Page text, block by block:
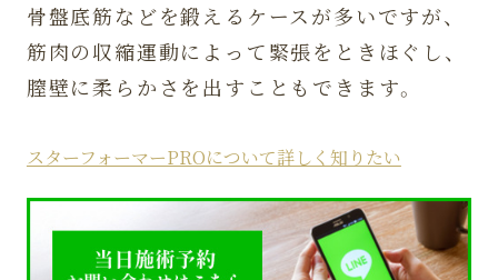
骨盤底筋などを鍛えるケースが多いですが、
筋肉の収縮運動によって緊張をときほぐし、
膣壁に柔らかさを出すこともできます。
スターフォーマーPROについて詳しく知りたい